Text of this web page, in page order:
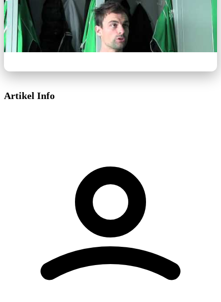
Dieses Video wird von YouTube bereitgestellt.
Beim Abspielen können Cookies gesetzt
werden.
Externe Medien aktivieren
Artikel Info